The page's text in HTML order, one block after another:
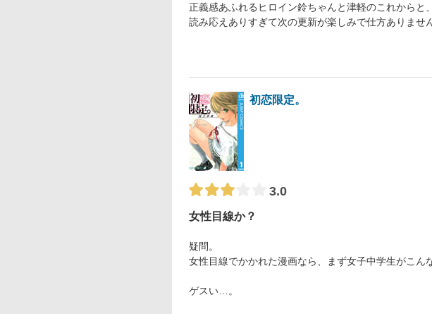
正義感あふれるヒロイン鈴ちゃんと津軽のこれからと
読み応えありすぎて次の更新が楽しみで仕方ありません
初恋限定。
3.0
女性目線か？
疑問。
女性目線でかかれた漫画なら、まず女子中学生がこん
ゲスい…。